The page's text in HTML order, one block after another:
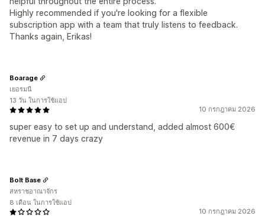
Highly recommended if you're looking for a flexible
subscription app with a team that truly listens to feedback.
Thanks again, Erikas!
10 กรกฎาคม 2026
super easy to set up and understand, added almost 600€
revenue in 7 days crazy
Boarage
เยอรมนี
13 วัน ในการใช้แอป
10 กรกฎาคม 2026
Bolt Base
สหราชอาณาจักร
8 เดือน ในการใช้แอป